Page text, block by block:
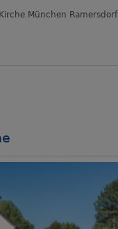
München Ramersdorf